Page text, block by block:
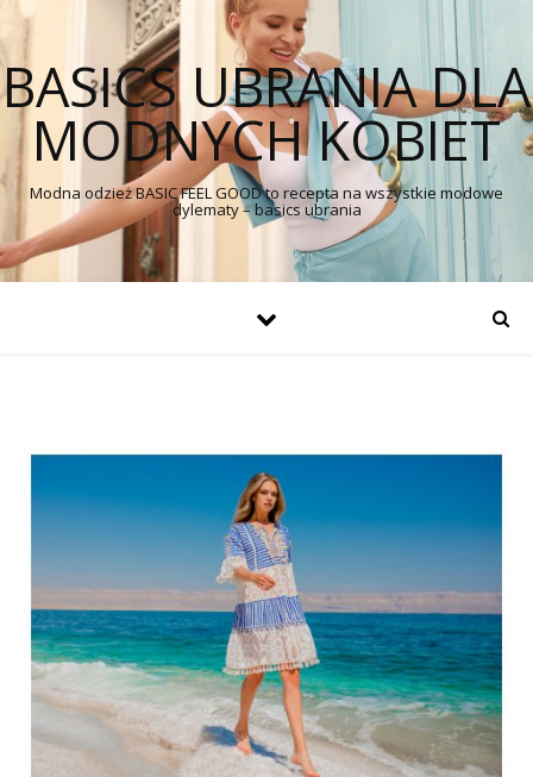
BASICS UBRANIA DLA
MODNYCH KOBIET
Modna odzież BASIC FEEL GOOD to recepta na wszystkie modowe
dylematy – basics ubrania